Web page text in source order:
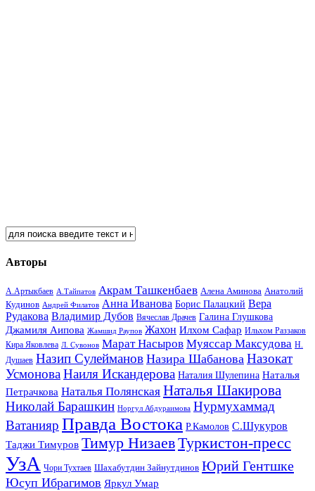
Авторы
А.Артыкбаев А.Тайпатов Акрам Ташкенбаев Алена Аминова Анатолий
Кудинов Андрей Филатов Анна Иванова Борис Палацкий Вера
Рудакова Владимир Дубов Вячеслав Драчев Галина Глушкова
Джамиля Аипова Жамшид Раупов Жахон Илхом Сафар Ильхом Раззаков
Кира Яковлева Л. Сувонов Марат Насыров Муяссар Максудова Н.
Душаев Назип Сулейманов Назира Шабанова Назокат
УсмоноваНаиля Искандерова Наталия Шулепина Наталья
Петрачкова Наталья Полянская Наталья Шакирова
Николай Барашкин Норгул Абдураимова Нурмухаммад
Ватанияр Правда Востока Р.Камолов С.Шукуров
Таджи Тимуров Тимур НизаевТуркистон-пресс
УзА Чори Тухтаев Шахабутдин Зайнутдинов Юрий Гентшке
Юсуп Ибрагимов Яркул Умар